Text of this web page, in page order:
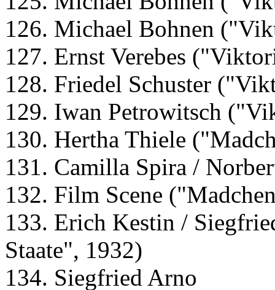
126. Michael Bohnen
127. Ernst Verebes
128. Friedel Schuster
129. Iwan Petrowitsch
130. Hertha Thiele
131. Camilla Spira /
132. Film Scene
133. Erich Kestin /
Staate", 1932)
134. Siegfried Arno